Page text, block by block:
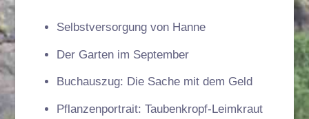
Selbstversorgung von Hanne
Der Garten im September
Buchauszug: Die Sache mit dem Geld
Pflanzenportrait: Taubenkropf-Leimkraut